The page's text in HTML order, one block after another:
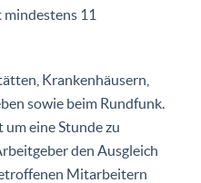
11
Krankenhäusern,
sowie beim Rundfunk.
um eine Stunde zu
den Ausgleich
Mitarbeitern